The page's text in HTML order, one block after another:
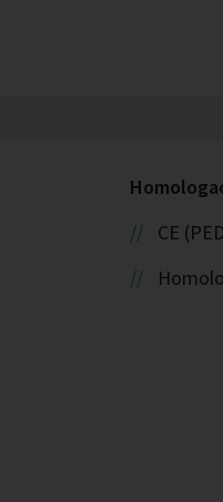
CE